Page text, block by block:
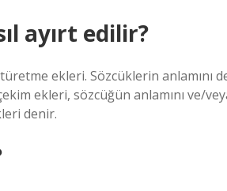
ayırt edilir?
ekleri. Sözcüklerin anlamını
ekleri, sözcüğün anlamını ve/
denir.